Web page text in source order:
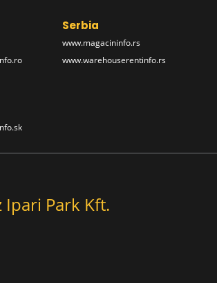
Serbia
www.magacininfo.rs
www.warehouserentinfo.rs
Ipari Park Kft.